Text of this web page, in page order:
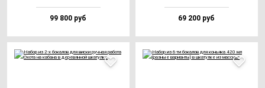
99 800 руб 69 200 руб